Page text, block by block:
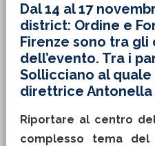
Dal 14 al 17
district: Ordine e
Firenze sono tra gli
dell’evento. Tra i
Sollicciano al
direttrice Antonella
Riportare al centro
complesso tema del